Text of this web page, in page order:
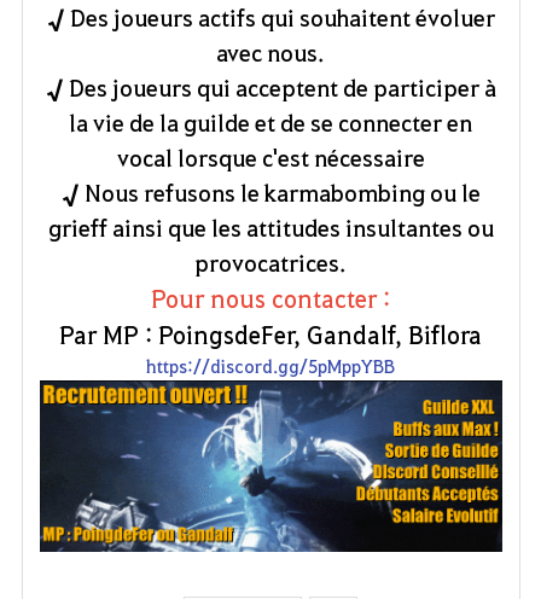
√ Des joueurs actifs qui souhaitent évoluer
avec nous.
√ Des joueurs qui acceptent de participer à
la vie de la guilde et de se connecter en
vocal lorsque c'est nécessaire
√ Nous refusons le karmabombing ou le
grieff ainsi que les attitudes insultantes ou
provocatrices.
Pour nous contacter :
Par MP : PoingsdeFer, Gandalf, Biflora
https://discord.gg/5pMppYBB